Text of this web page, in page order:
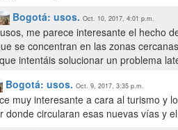
Bogotá: usos. Oct. 10, 2017, 4:01 p.m.
me parece interesante el hecho
se concentran en las zonas
intentáis solucionar un problema
Bogotá: usos. Oct. 9, 2017, 3:35 p.m.
muy interesante a cara al turismo y
donde circularan esas nuevas vías y